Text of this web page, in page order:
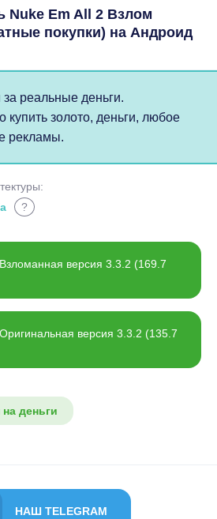
Nuke Em All 2 Взлом
покупки) на Андроид
реальные деньги.
золото, деньги, любое
рекламы.
?
версия 3.3.2 (169.7
версия 3.3.2 (135.7
деньги
НАШ TELEGRAM